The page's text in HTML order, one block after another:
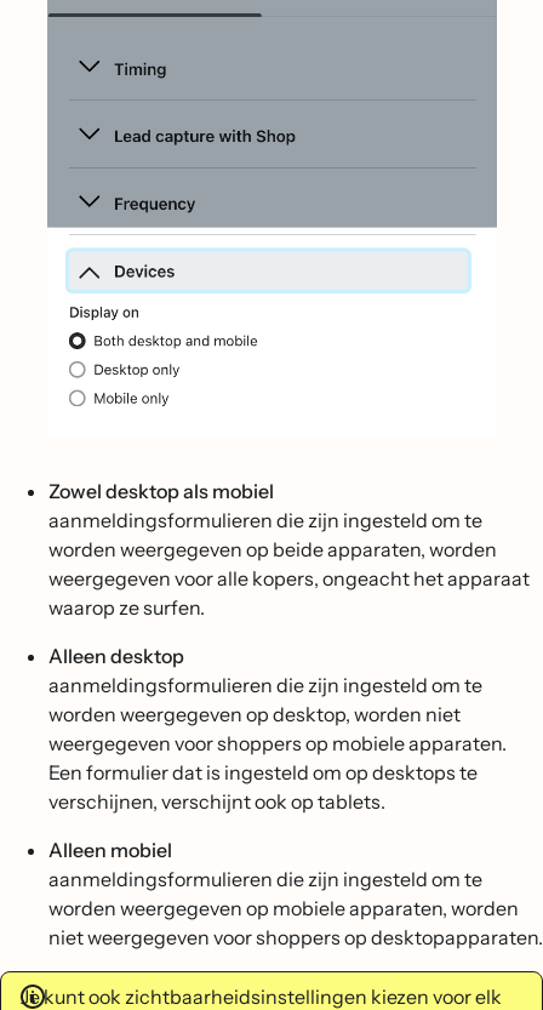
Zowel desktop als mobiel
aanmeldingsformulieren die zijn ingesteld om te
worden weergegeven op beide apparaten, worden
weergegeven voor alle kopers, ongeacht het apparaat
waarop ze surfen.
Alleen desktop
aanmeldingsformulieren die zijn ingesteld om te
worden weergegeven op desktop, worden niet
weergegeven voor shoppers op mobiele apparaten.
Een formulier dat is ingesteld om op desktops te
verschijnen, verschijnt ook op tablets.
Alleen mobiel
aanmeldingsformulieren die zijn ingesteld om te
worden weergegeven op mobiele apparaten, worden
niet weergegeven voor shoppers op desktopapparaten.
Je kunt ook zichtbaarheidsinstellingen kiezen voor elk